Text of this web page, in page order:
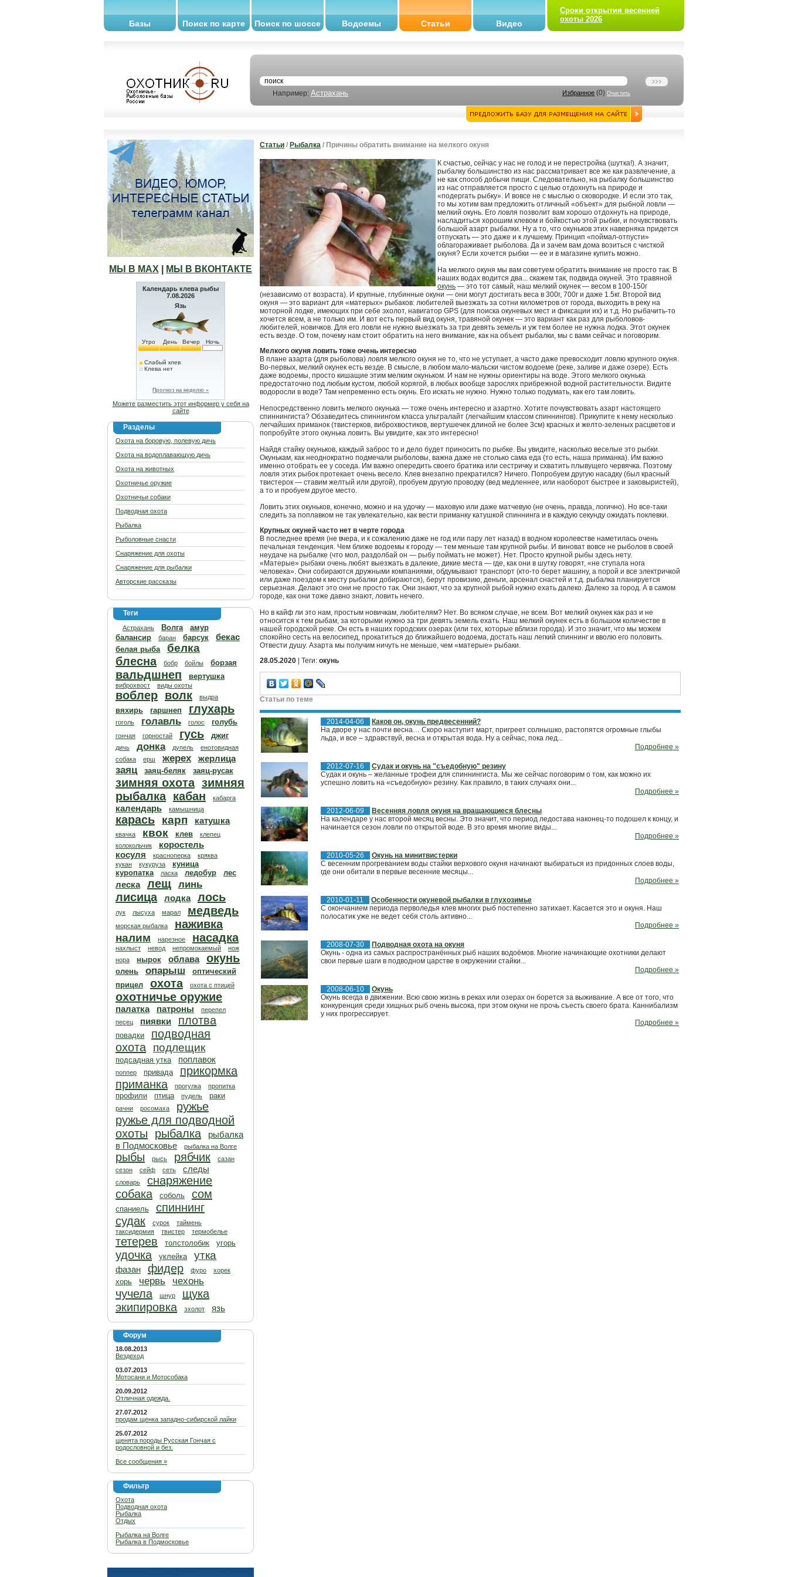
Базы Поиск по карте Поиск по шоссе Водоемы Статьи Видео
Сроки открытия весенней
охоты 2026
Например: Астрахань Избранное (0) Очистить
МЫ В МАХ МЫ В ВКОНТАКТЕ
Календарь клева рыбы
7.08.2026
Язь
Утро День Вечер Ночь
Слабый клев
Клева нет
Прогноз на неделю »
Можете разместить этот информер у себя на
сайте
Разделы
Охота на боровую, полевую дичь
Охота на водоплавающую дичь
Охота на животных
Охотничье оружие
Охотничьи собаки
Подводная охота
Рыбалка
Рыболовные снасти
Снаряжение для охоты
Снаряжение для рыбалки
Авторские рассказы
Теги
Астрахань Волга
амур
балансир
баран барсук бекас
белая рыба белка
блесна бобр бойлы борзая
вальдшнеп вертушка
виброхвост виды охоты
воблер волк выдра
вяхирь гаршнеп глухарь
гоголь голавль голос голубь
гончая горностай гусь джиг
дичь донка дупель
енотовидная
собака
ерш жерех жерлица
заяц заяц-беляк заяц-русак
зимняя охота зимняя
рыбалка кабан кабарга
календарь камышница
карась карп катушка
квачка квок клев
клепец
колокольчик
коростель
косуля
красноперка
кряква
кукан
кукуруза
куница
куропатка
ласка ледобур лес
леска лещ линь
лисица лодка лось
лук лысуха марал медведь
морская рыбалка наживка
налим нарезное насадка
нахлыст невод непромокаемый
нож
нора
нырок облава окунь
олень опарыш
оптический
прицел
охота охота с птицей
охотничье оружие
палатка патроны
перепел
песец
пиявки плотва
повадки
подводная
охота
подлещик
подсадная утка поплавок
поппер привада
прикормка
приманка
прогулка пропитка
профили птица пудель раки
рачни росомаха
ружье
ружье для подводной
охоты
рыбалка
рыбалка
в Подмосковье
рыбалка на Волге
рыбы рысь рябчик
сазан
сезон
сейф сеть следы
словарь
снаряжение
собака
соболь сом
спаниель
спиннинг
судак
сурок
таймень
таксидермия
твистер термобелье
тетерев толстолобик угорь
удочка уклейка утка
фазан фидер фуро хорек
хорь червь чехонь
чучела шнур
щука
экипировка
эхолот язь
Форум
18.08.2013
Вездеход
03.07.2013
Мотосани и Мотособака
20.09.2012
Отличная одежда.
27.07.2012
продам щенка западно-сибирской лайки
25.07.2012
щенята породы Русская Гончая с
родословной и без.
Все сообщения »
Фильтр
Охота
Подводная охота
Рыбалка
Отдых
Рыбалка на Волге
Рыбалка в Подмосковье
Статьи / Рыбалка / Причины обратить внимание на мелкого окуня
К счастью, сейчас у нас не голод и не перестройка (шутка!). А значит,
рыбалку большинство из нас рассматривает все же как развлечение, а
не как способ добычи пищи. Следовательно, на рыбалку большинство
из нас отправляется просто с целью отдохнуть на природе и
«подергать рыбку». И вовсе не с мыслью о сковородке. И если это так,
то мы хотим вам предложить отличный «объект» для рыбной ловли —
мелкий окунь. Его ловля позволит вам хорошо отдохнуть на природе,
насладиться хорошим клевом и бойкостью этой рыбки, и почувствовать
большой азарт рыбалки. Ну а то, что окуньков этих наверняка придется
отпускать — это даже и к лучшему. Принцип «поймал-отпусти»
облагораживает рыболова. Да и зачем вам дома возиться с чисткой
окуня? Если хочется рыбки — ее и в магазине купить можно.
На мелкого окуня мы вам советуем обратить внимание не просто так. В
наших водах водится два... скажем так, подвида окуней. Это травяной
окунь — это тот самый, наш мелкий окунек — весом в 100-150г
(независимо от возраста). И крупные, глубинные окуни — они могут достигать веса в 300г, 700г и даже 1.5кг. Второй вид
окуня — это вариант для «матерых» рыбаков: любителей выезжать за сотни километров от города, выходить в реку на
моторной лодке, имеющих при себе эхолот, навигатор GPS (для поиска окуневых мест и фиксации их) и т.д. Но рыбачить-то
хочется всем, а не только им. И вот есть первый вид окуня, травяной окунек — это вариант как раз для рыболовов-
любителей, новичков. Для его ловли не нужно выезжать за три девять земель и уж тем более не нужна лодка. Этот окунек
есть везде. О том, почему нам стоит обратить на него внимание, как на объект рыбалки, мы с вами сейчас и поговорим.
Мелкого окуня ловить тоже очень интересно
В плане азарта (для рыболова) ловля мелкого окуня не то, что не уступает, а часто даже превосходит ловлю крупного окуня.
Во-первых, мелкий окунек есть везде. В смысле, в любом мало-мальски чистом водоеме (реке, заливе и даже озере). Есть
даже водоемы, просто кишащие этим мелким окуньком. И нам не нужны ориентиры на воде. Этого мелкого окунька
предостаточно под любым кустом, любой корягой, в любых вообще зарослях прибрежной водной растительности. Видите
водоросли в воде? Там непременно есть окунь. Его искать не нужно. Нужно только подумать, как его там ловить.
Непосредственно ловить мелкого окунька — тоже очень интересно и азартно. Хотите почувствовать азарт настоящего
спиннингиста? Обзаведитесь спиннингом класса ультралайт (легчайшим классом спиннингов). Прикупите к нему несколько
легчайших приманок (твистерков, виброхвостиков, вертушечек длиной не более 3см) красных и желто-зеленых расцветов и
попробуйте этого окунька ловить. Вы увидите, как это интересно!
Найдя стайку окуньков, каждый заброс то и дело будет приносить по рыбке. Вы увидите, насколько веселые это рыбки.
Окунькам, как неоднократно подмечали рыболовы, важна даже не столько сама еда (то есть, наша приманка). Им важно
именно отобрать ее у соседа. Им важно опередить своего братика или сестричку и схватить плывущего червячка. Поэтому
ловля этих рыбок протекает очень весело. Клев внезапно прекратился? Ничего. Попробуем другую насадку (был красный
твистерок — ставим желтый или другой), пробуем другую проводку (вед медленнее, или наоборот быстрее и заковыристей),
а то и пробуем другое место.
Ловить этих окуньков, конечно, можно и на удочку — маховую или даже матчевую (не очень, правда, логично). Но все-таки
следить за поплавком не так увлекательно, как вести приманку катушкой спиннинга и в каждую секунду ожидать поклевки.
Крупных окуней часто нет в черте города
В последнее время (не вчера, и к сожалению даже не год или пару лет назад) в водном королевстве наметилась очень
печальная тенденция. Чем ближе водоемы к городу — тем меньше там крупной рыбы. И виноват вовсе не рыболов в своей
неудаче на рыбалке (что мол, раздолбай он — рыбу поймать не может). Нет. Просто крупной рыбы здесь нету.
«Матерые» рыбаки очень любят выезжать в далекие, дикие места — где, как они в шутку говорят, «не ступала нога
человека». Они собираются дружными компаниями, обдумывают транспорт (кто-то берет машину, а порой и все электричкой
или даже поездом к месту рыбалки добираются), берут провизию, деньги, арсенал снастей и т.д. рыбалка планируется
серьезная. Делают это они не просто так. Они знают, что за крупной рыбой нужно ехать далеко. Далеко за город. А в самом
городе, как они тоже давно знают, ловить нечего.
Но в кайф ли это нам, простым новичкам, любителям? Нет. Во всяком случае, не всем. Вот мелкий окунек как раз и не
относится к тем рыбам, за которыми нужно за три девять земель ехать. Наш мелкий окунек есть в большом количестве в
нашей городской реке. Он есть в наших городских озерах (или тех, которые вблизи города). И это значит, что мы можем
спокойно сесть на велосипед, прокатиться до ближайшего водоема, достать наш легкий спиннинг и вволю его половить.
Отвести душу. Азарта мы получим ничуть не меньше, чем «матерые» рыбаки.
28.05.2020 | Теги: окунь
Статьи по теме
2014-04-06
Каков он, окунь предвесенний?
На дворе у нас почти весна… Скоро наступит март, пригреет солнышко, растопятся огромные глыбы
льда, и все – здравствуй, весна и открытая вода. Ну а сейчас, пока лед...
Подробнее »
2012-07-16
Судак и окунь на "съедобную" резину
Судак и окунь – желанные трофеи для спиннингиста. Мы же сейчас поговорим о том, как можно их
успешно ловить на «съедобную» резину. Как правило, в таких случаях они...
Подробнее »
2012-06-09
Весенняя ловля окуня на вращающиеся блесны
На календаре у нас второй месяц весны. Это значит, что период ледостава наконец-то подошел к концу, и
начинается сезон ловли по открытой воде. В это время многие виды...
Подробнее »
2010-05-26
Окунь на минитвистерки
С весенним прогреванием воды стайки верхового окуня начинают выбираться из придонных слоев воды,
где они обитали в первые весенние месяцы...
Подробнее »
2010-01-11
Особенности окуневой рыбалки в глухозимье
С окончанием периода перволедья клев многих рыб постепенно затихает. Касается это и окуня. Наш
полосатик уже не ведет себя столь активно...
Подробнее »
2008-07-30
Подводная охота на окуня
Окунь - одна из самых распространённых рыб наших водоёмов. Многие начинающие охотники делают
свои первые шаги в подводном царстве в окружении стайки...
Подробнее »
2008-06-10
Окунь
Окунь всегда в движении. Всю свою жизнь в реках или озерах он борется за выживание. А все от того, что
конкуренция среди хищных рыб очень высока, при этом окуни не прочь съесть своего брата. Каннибализм
у них прогрессирует.
Подробнее »